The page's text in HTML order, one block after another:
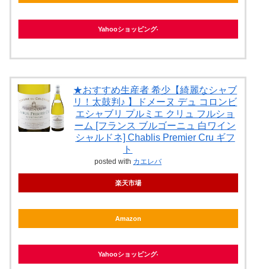
Yahooショッピング
★おすすめ生産者 希少【綺麗なシャブ
リ！太鼓判♪ 】ドメーヌ デュ コロンビ
エシャブリ プルミエ クリュ フルショ
ーム [フランス ブルゴーニュ 白ワイン
シャルドネ] Chablis Premier Cru ギフ
ト
posted with カエレバ
楽天市場
Amazon
Yahooショッピング